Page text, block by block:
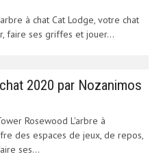
à chat Cat Lodge, votre chat
faire ses griffes et jouer...
2020 par Nozanimos
Rosewood L'arbre à
des espaces de jeux, de repos,
ses...